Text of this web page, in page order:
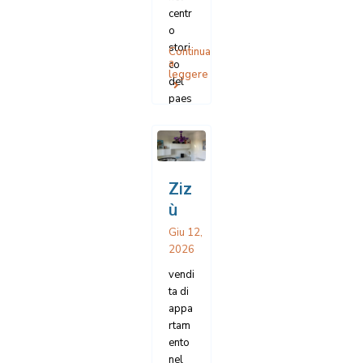
centr
o
stori
co
del
paes
Num
ana.
obile
in
pietr
a del
Cone
ro
disp
osto
su
due
piani
Continua
a
leggere
Ziz
ù
Giu 12,
2026
vendi
ta di
appa
rtam
ento
nel